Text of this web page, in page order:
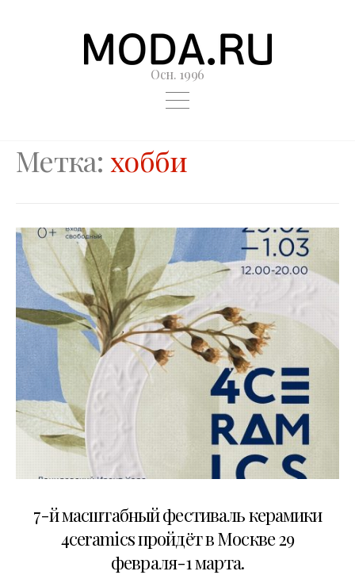
Осн. 1996
Метка: хобби
7-й масштабный фестиваль керамики
4ceramics пройдёт в Москве 29
февраля-1 марта.